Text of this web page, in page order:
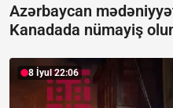
Azərbaycan
Kanadada nümayiş
8 İyul 22:06